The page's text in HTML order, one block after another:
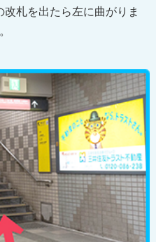
札を出たら左に曲がりま